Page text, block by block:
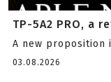
TP-5A2 PRO, a
A new proposition
03.08.2026